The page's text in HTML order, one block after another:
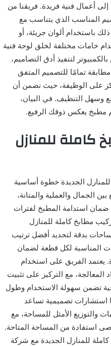
أعمال فنية فريدة. فريقنا من
المناسب الذي يتناسب مع
باستخدام ألوان جريئة، أو
خامات مختلفة لخلق لوحة فنية
لتنفيذ أدق التصاميم،
تمامًا للتصميم المتفق
على الوظيفة، حيث نضمن أن
وسهل التنظيف. في البيان،
مطبخ يعكس ذوقك الرفيع.
كاملة للمنازل
الجديدة خطوة أساسية
الجمال والعملية والمتانة،
استدامة المطبخ لفترات
مطابخ كاملة للمنازل
بدقة لتحديد أفضل ترتيب
المناسبة لكل قطعة لضمان
يعتمد الفريق على استخدام
مع التركيز على تثبيت
تضمن سهولة الاستخدام وطول
استشارات تصميمية تساعد
والتوزيع الأمثل للمساحة، مع
استفادة من المساحة المتاحة.
للمنازل الجديدة مع شركة